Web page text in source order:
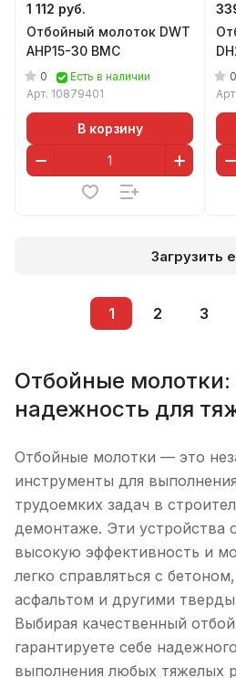
1 112 руб.
Отбойный молоток DWT
AHP15-30 BMC
0
Есть в наличии
Арт. 10879401
В корзину
0
Арт.
Загрузить
1 2 3
Отбойные
надежность для
Отбойные молотки — это
инструменты для
трудоемких задач в
демонтаже. Эти устройства
высокую эффективность и
легко справляться с
асфальтом и другими
Выбирая качественный
гарантируете себе
выполнения любых тяжелых